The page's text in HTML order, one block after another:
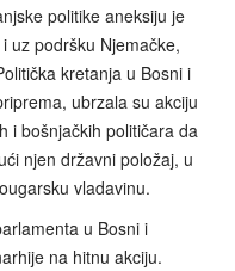
politike aneksiju je
uz podršku Njemačke,
kretanja u Bosni i
ubrzala su akciju
i bošnjačkih političara da
njen državni položaj, u
vladavinu.
u Bosni i
na hitnu akciju.